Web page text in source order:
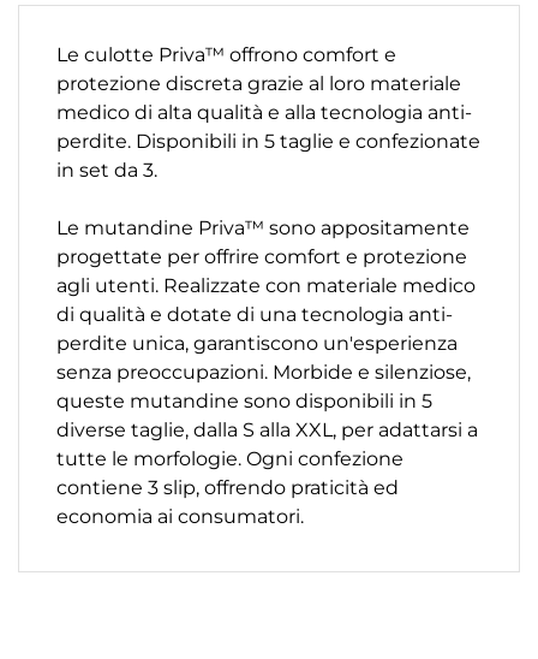
Le culotte Priva™ offrono comfort e
protezione discreta grazie al loro materiale
medico di alta qualità e alla tecnologia anti-
perdite. Disponibili in 5 taglie e confezionate
in set da 3.
Le mutandine Priva™ sono appositamente
progettate per offrire comfort e protezione
agli utenti. Realizzate con materiale medico
di qualità e dotate di una tecnologia anti-
perdite unica, garantiscono un'esperienza
senza preoccupazioni. Morbide e silenziose,
queste mutandine sono disponibili in 5
diverse taglie, dalla S alla XXL, per adattarsi a
tutte le morfologie. Ogni confezione
contiene 3 slip, offrendo praticità ed
economia ai consumatori.